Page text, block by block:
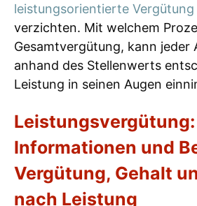
leistungsorientierte Vergütung
verzichten. Mit welchem
Gesamtvergütung, kann jeder
anhand des Stellenwerts
Leistung in seinen Augen
Leistungsvergütung:
Informationen und
Vergütung, Gehalt
nach Leistung